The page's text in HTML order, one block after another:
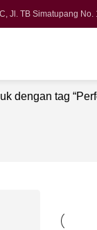
Jl. TB Simatupang No.
dengan tag